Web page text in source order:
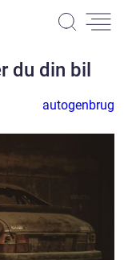
du din bil
autogenbrug